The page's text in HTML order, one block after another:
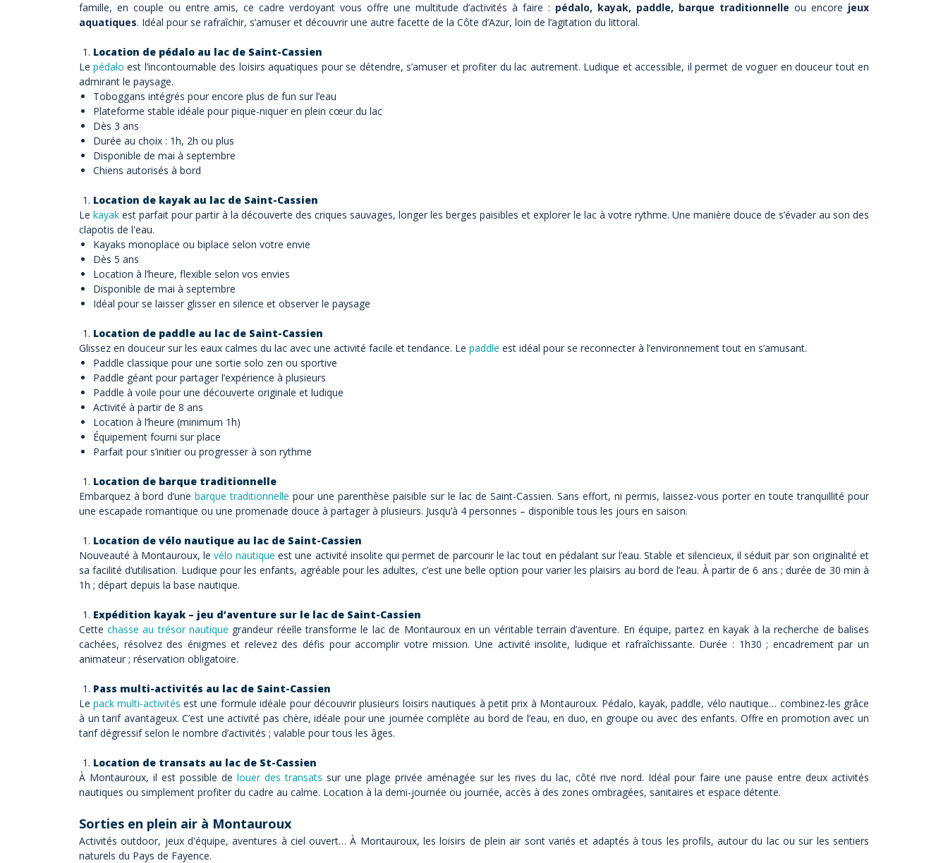
famille, en couple ou entre amis, ce cadre verdoyant vous offre une multitude d’activités à faire : pédalo, kayak, paddle, barque traditionnelle ou encore jeux
aquatiques. Idéal pour se rafraîchir, s’amuser et découvrir une autre facette de la Côte d’Azur, loin de l’agitation du littoral.
Location de pédalo au lac de Saint-Cassien
Le pédalo est l’incontournable des loisirs aquatiques pour se détendre, s’amuser et profiter du lac autrement. Ludique et accessible, il permet de voguer en douceur tout en
admirant le paysage.
Toboggans intégrés pour encore plus de fun sur l’eau
Plateforme stable idéale pour pique-niquer en plein cœur du lac
Dès 3 ans
Durée au choix : 1h, 2h ou plus
Disponible de mai à septembre
Chiens autorisés à bord
Location de kayak au lac de Saint-Cassien
Le kayak est parfait pour partir à la découverte des criques sauvages, longer les berges paisibles et explorer le lac à votre rythme. Une manière douce de s’évader au son des
clapotis de l'eau.
Kayaks monoplace ou biplace selon votre envie
Dès 5 ans
Location à l’heure, flexible selon vos envies
Disponible de mai à septembre
Idéal pour se laisser glisser en silence et observer le paysage
Location de paddle au lac de Saint-Cassien
Glissez en douceur sur les eaux calmes du lac avec une activité facile et tendance. Le paddle est idéal pour se reconnecter à l’environnement tout en s’amusant.
Paddle classique pour une sortie solo zen ou sportive
Paddle géant pour partager l’expérience à plusieurs
Paddle à voile pour une découverte originale et ludique
Activité à partir de 8 ans
Location à l’heure (minimum 1h)
Équipement fourni sur place
Parfait pour s’initier ou progresser à son rythme
Location de barque traditionnelle
Embarquez à bord d’une barque traditionnelle pour une parenthèse paisible sur le lac de Saint-Cassien. Sans effort, ni permis, laissez-vous porter en toute tranquillité pour
une escapade romantique ou une promenade douce à partager à plusieurs. Jusqu’à 4 personnes – disponible tous les jours en saison.
Location de vélo nautique au lac de Saint-Cassien
Nouveauté à Montauroux, le vélo nautique est une activité insolite qui permet de parcourir le lac tout en pédalant sur l’eau. Stable et silencieux, il séduit par son originalité et
sa facilité d’utilisation. Ludique pour les enfants, agréable pour les adultes, c’est une belle option pour varier les plaisirs au bord de l’eau. À partir de 6 ans ; durée de 30 min à
1h ; départ depuis la base nautique.
Expédition kayak – jeu d’aventure sur le lac de Saint-Cassien
Cette chasse au trésor nautique grandeur réelle transforme le lac de Montauroux en un véritable terrain d’aventure. En équipe, partez en kayak à la recherche de balises
cachées, résolvez des énigmes et relevez des défis pour accomplir votre mission. Une activité insolite, ludique et rafraîchissante. Durée : 1h30 ; encadrement par un
animateur ; réservation obligatoire.
Pass multi-activités au lac de Saint-Cassien
Le pack multi-activités est une formule idéale pour découvrir plusieurs loisirs nautiques à petit prix à Montauroux. Pédalo, kayak, paddle, vélo nautique… combinez-les grâce
à un tarif avantageux. C’est une activité pas chère, idéale pour une journée complète au bord de l’eau, en duo, en groupe ou avec des enfants. Offre en promotion avec un
tarif dégressif selon le nombre d’activités ; valable pour tous les âges.
Location de transats au lac de St-Cassien
À Montauroux, il est possible de louer des transats sur une plage privée aménagée sur les rives du lac, côté rive nord. Idéal pour faire une pause entre deux activités
nautiques ou simplement profiter du cadre au calme. Location à la demi-journée ou journée, accès à des zones ombragées, sanitaires et espace détente.
Sorties en plein air à Montauroux
Activités outdoor, jeux d'équipe, aventures à ciel ouvert… À Montauroux, les loisirs de plein air sont variés et adaptés à tous les profils, autour du lac ou sur les sentiers
naturels du Pays de Fayence.